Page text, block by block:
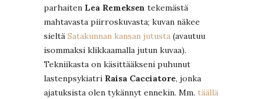
parhaiten Lea Remeksen tekemästä
mahtavasta piirroskuvasta; kuvan näkee
sieltä Satakunnan kansan jutusta (avautuu
isommaksi klikkaamalla jutun kuvaa).
Tekniikasta on käsittääkseni puhunut
lastenpsykiatri Raisa Cacciatore, jonka
ajatuksista olen tykännyt ennekin. Mm. täällä